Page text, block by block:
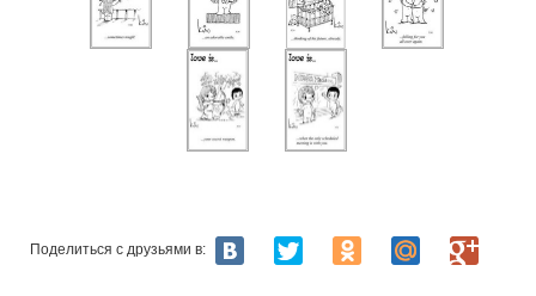
Поделиться с друзьями в: